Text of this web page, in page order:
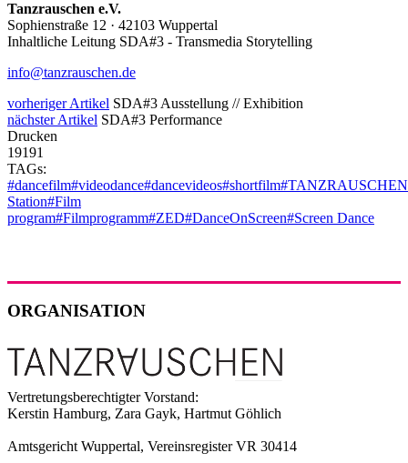
Tanzrauschen e.V.
Sophienstraße 12 · 42103 Wuppertal
Inhaltliche Leitung SDA#3 - Transmedia Storytelling
info@tanzrauschen.de
vorheriger Artikel SDA#3 Ausstellung // Exhibition
nächster Artikel SDA#3 Performance
Drucken
19191
TAGs:
#dancefilm#videodance#dancevideos#shortfilm#TANZRAUSCHEN
Station#Film
program#Filmprogramm#ZED#DanceOnScreen#Screen Dance
ORGANISATION
Vertretungsberechtigter Vorstand:
Kerstin Hamburg, Zara Gayk, Hartmut Göhlich
Amtsgericht Wuppertal, Vereinsregister VR 30414